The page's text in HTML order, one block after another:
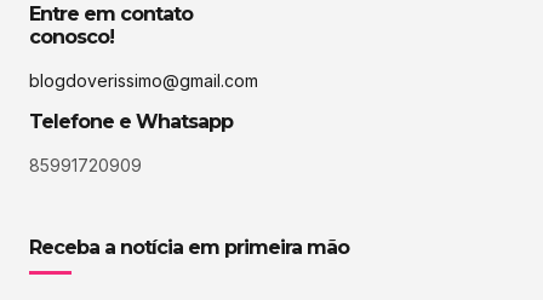
Entre em contato
conosco!
blogdoverissimo@gmail.com
Telefone e Whatsapp
85991720909
Receba a notícia em primeira mão